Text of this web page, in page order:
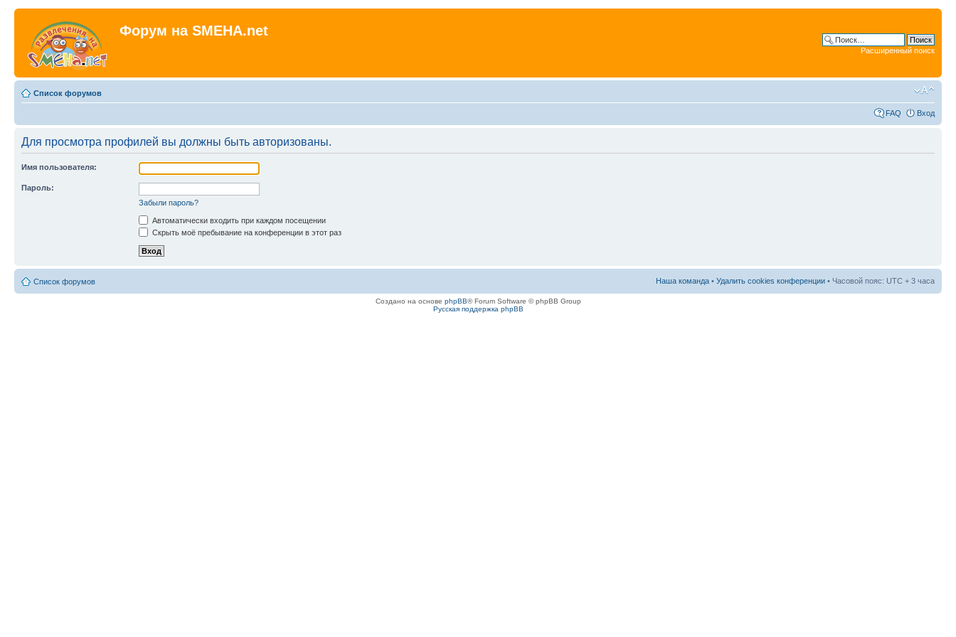
Форум на SMEHA.net
Расширенный поиск
Список форумов
FAQ Вход
Для просмотра профилей вы должны быть авторизованы.
Имя пользователя:
Пароль:
Забыли пароль?
Автоматически входить при каждом посещении
Скрыть моё пребывание на конференции в этот раз
Список форумов Наша команда • Удалить cookies конференции • Часовой пояс: UTC + 3 часа
Создано на основе phpBB® Forum Software © phpBB Group
Русская поддержка phpBB